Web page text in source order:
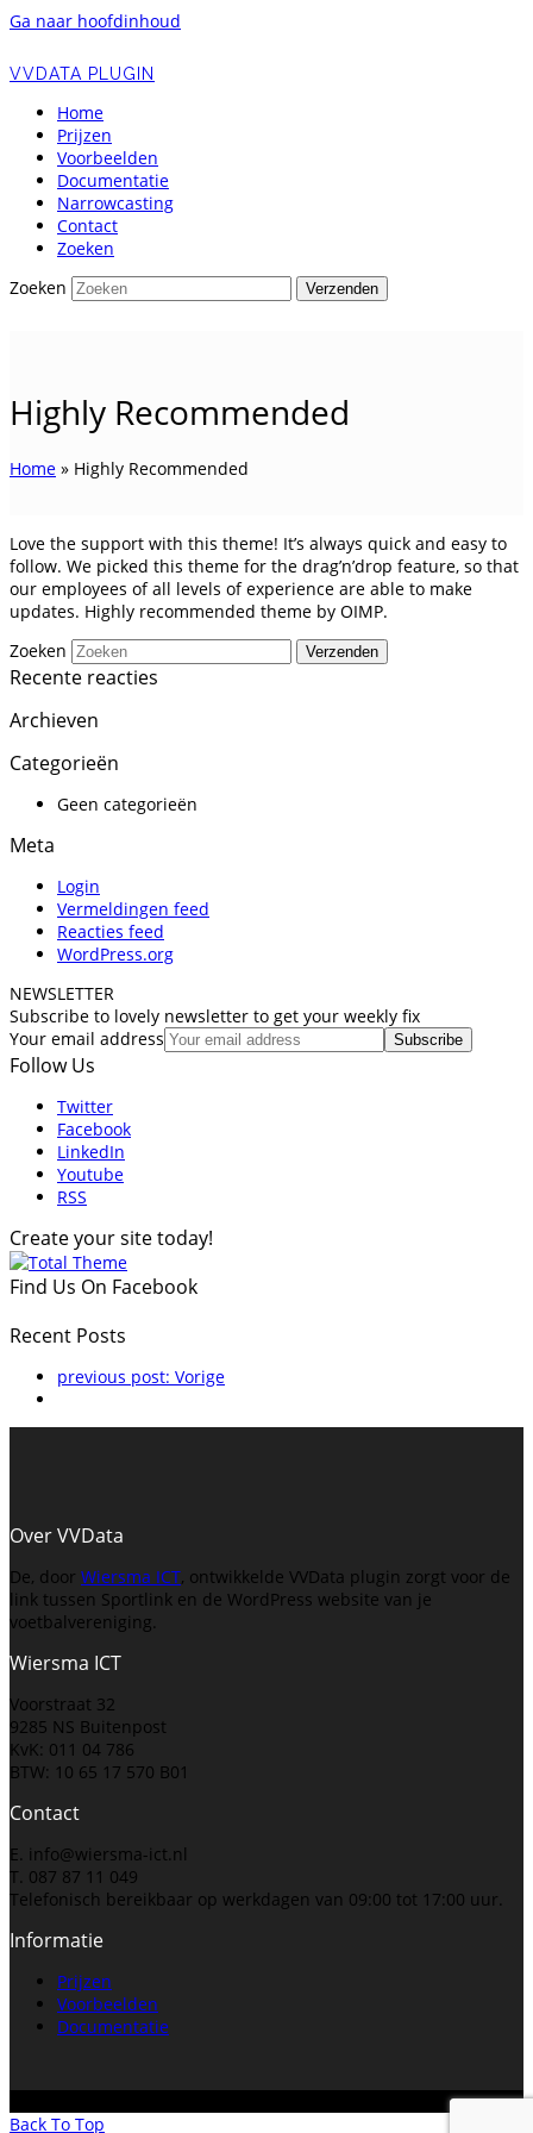
Ga naar hoofdinhoud
VVDATA PLUGIN
Home
Prijzen
Voorbeelden
Documentatie
Narrowcasting
Contact
Zoeken
Zoeken
Verzenden
Highly Recommended
Home » Highly Recommended
Love the support with this theme! It’s always quick and easy to
follow. We picked this theme for the drag’n’drop feature, so that
our employees of all levels of experience are able to make
updates. Highly recommended theme by OIMP.
Zoeken
Verzenden
Recente reacties
Archieven
Categorieën
Geen categorieën
Meta
Login
Vermeldingen feed
Reacties feed
WordPress.org
NEWSLETTER
Subscribe to lovely newsletter to get your weekly fix
Your email address
Subscribe
Follow Us
Twitter
Facebook
LinkedIn
Youtube
RSS
Create your site today!
Find Us On Facebook
Recent Posts
previous post: Vorige
Over VVData
De, door Wiersma ICT, ontwikkelde VVData plugin zorgt voor de
link tussen Sportlink en de WordPress website van je
voetbalvereniging.
Wiersma ICT
Voorstraat 32
9285 NS Buitenpost
KvK: 011 04 786
BTW: 10 65 17 570 B01
Contact
E. info@wiersma-ict.nl
T. 087 87 11 049
Telefonisch bereikbaar op werkdagen van 09:00 tot 17:00 uur.
Informatie
Prijzen
Voorbeelden
Documentatie
Copyright VVData / Wiersma ICT. Alle rechten voorbehouden.
Back To Top